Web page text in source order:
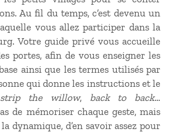
Au fil du temps, c’est devenu un
vous allez participer dans la
Votre guide privé vous accueille
portes, afin de vous enseigner les
ainsi que les termes utilisés par
qui donne les instructions et le
strip the willow,back to back…
de mémoriser chaque geste, mais
dynamique, d’en savoir assez pour